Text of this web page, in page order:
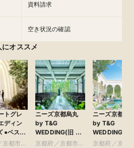
資料請求
空き状況の確認
オススメ
トグレ
ディン
ル グ
京都市・
ニーズ京都烏丸
by T&G
WEDDING(旧 イ
ンスタイルウェ
京都府／京都市・
ニーズ京都北
by T&G
WEDDING(旧
山迎賓館 京都)
京都府／京都